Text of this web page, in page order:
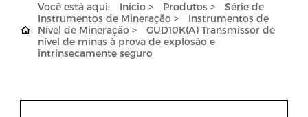

Você está aqui: Início> Produtos >
Série de
Instrumentos de Mineração>
Instrumentos de
Nível de Mineração>
GUD10K(A) Transmissor de
nível de minas à prova de explosão e
intrinsecamente seguro